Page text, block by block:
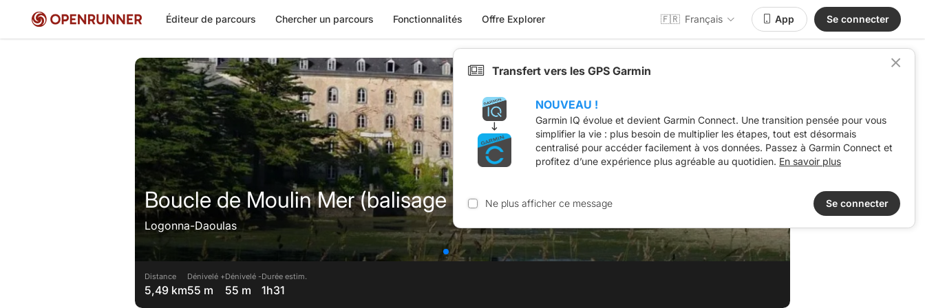
Éditeur de parcours Chercher un parcours Fonctionnalités Offre Explorer 🇫🇷 Français App Se connecter
Boucle de Moulin Mer (balisage bleu clair)
Logonna-Daoulas
Distance
5,49 km
Dénivelé +
55 m
Dénivelé -
55 m
Durée estim.
1h31
Transfert vers les GPS Garmin
NOUVEAU !
Garmin IQ évolue et devient Garmin Connect. Une transition pensée pour vous
simplifier la vie : plus besoin de multiplier les étapes, tout est désormais
centralisé pour accéder facilement à vos données. Passez à Garmin Connect et
profitez d’une expérience plus agréable au quotidien. En savoir plus
Ne plus afficher ce message Se connecter